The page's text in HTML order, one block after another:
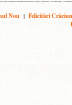
Nou | Felicitări